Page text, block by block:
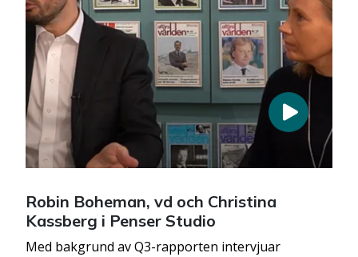
Robin Boheman, vd och Christina
Kassberg i Penser Studio
Med bakgrund av Q3-rapporten intervjuar